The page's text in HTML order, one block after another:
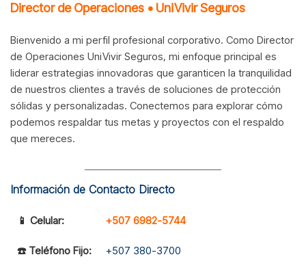
Director de Operaciones • UniVivir Seguros
Bienvenido a mi perfil profesional corporativo. Como Director
de Operaciones UniVivir Seguros, mi enfoque principal es
liderar estrategias innovadoras que garanticen la tranquilidad
de nuestros clientes a través de soluciones de protección
sólidas y personalizadas. Conectemos para explorar cómo
podemos respaldar tus metas y proyectos con el respaldo
que mereces.
Información de Contacto Directo
📱 Celular: +507 6982-5744
☎️ Teléfono Fijo: +507 380-3700